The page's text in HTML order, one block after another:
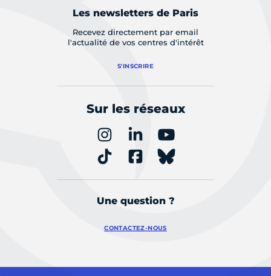
Les newsletters de Paris
Recevez directement par email
l'actualité de vos centres d'intérêt
S'INSCRIRE
Sur les réseaux
Une question ?
CONTACTEZ-NOUS